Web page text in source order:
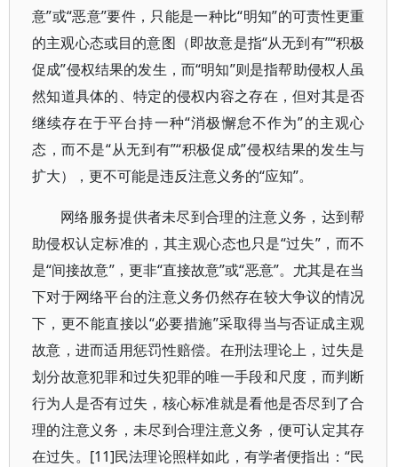
意”或“恶意”要件，只能是一种比“明知”的可责性更重
的主观心态或目的意图（即故意是指“从无到有”“积极
促成”侵权结果的发生，而“明知”则是指帮助侵权人虽
然知道具体的、特定的侵权内容之存在，但对其是否
继续存在于平台持一种“消极懈怠不作为”的主观心
态，而不是“从无到有”“积极促成”侵权结果的发生与
扩大），更不可能是违反注意义务的“应知”。
网络服务提供者未尽到合理的注意义务，达到帮
助侵权认定标准的，其主观心态也只是“过失”，而不
是“间接故意”，更非“直接故意”或“恶意”。尤其是在当
下对于网络平台的注意义务仍然存在较大争议的情况
下，更不能直接以“必要措施”采取得当与否证成主观
故意，进而适用惩罚性赔偿。在刑法理论上，过失是
划分故意犯罪和过失犯罪的唯一手段和尺度，而判断
行为人是否有过失，核心标准就是看他是否尽到了合
理的注意义务，未尽到合理注意义务，便可认定其存
在过失。[11]民法理论照样如此，有学者便指出：“民